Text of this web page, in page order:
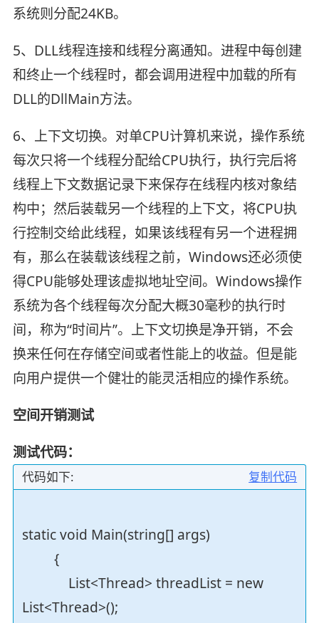
系统则分配24KB。
5、DLL线程连接和线程分离通知。进程中每创建
和终止一个线程时，都会调用进程中加载的所有
DLL的DllMain方法。
6、上下文切换。对单CPU计算机来说，操作系统
每次只将一个线程分配给CPU执行，执行完后将
线程上下文数据记录下来保存在线程内核对象结
构中；然后装载另一个线程的上下文，将CPU执
行控制交给此线程，如果该线程有另一个进程拥
有，那么在装载该线程之前，Windows还必须使
得CPU能够处理该虚拟地址空间。Windows操作
系统为各个线程每次分配大概30毫秒的执行时
间，称为“时间片”。上下文切换是净开销，不会
换来任何在存储空间或者性能上的收益。但是能
向用户提供一个健壮的能灵活相应的操作系统。
空间开销测试
测试代码：
复制代码
代码如下:
static void Main(string[] args)
{
List<Thread> threadList = new
List<Thread>();